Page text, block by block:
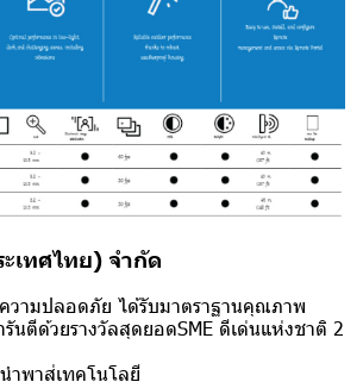
เทศไทย) จำกัด
วามปลอดภัย ได้รับมาตราฐานคุณภาพ
นตีด้วยรางวัลสุดยอดSME ดีเด่นแห่งชาติ 2
ำพาสู่เทคโนโลยี